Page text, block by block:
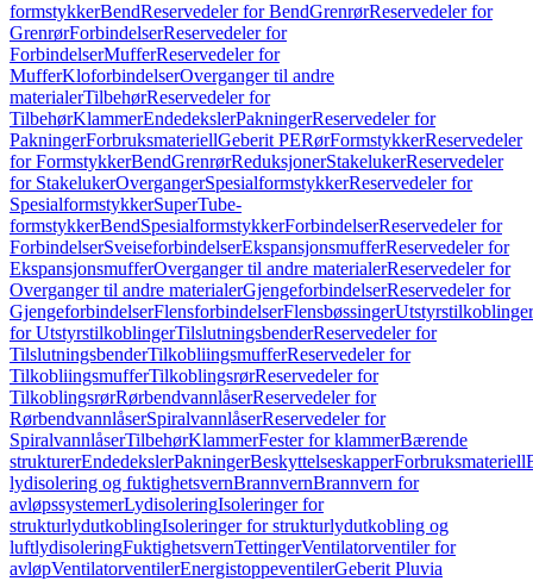
formstykkerBendReservedeler for BendGrenrørReservedeler for
GrenrørForbindelserReservedeler for
ForbindelserMufferReservedeler for
MufferKloforbindelserOverganger til andre
materialerTilbehørReservedeler for
TilbehørKlammerEndedekslerPakningerReservedeler for
PakningerForbruksmateriellGeberit PERørFormstykkerReservedeler
for FormstykkerBendGrenrørReduksjonerStakelukerReservedeler
for StakelukerOvergangerSpesialformstykkerReservedeler for
SpesialformstykkerSuperTube-
formstykkerBendSpesialformstykkerForbindelserReservedeler for
ForbindelserSveiseforbindelserEkspansjonsmufferReservedeler for
EkspansjonsmufferOverganger til andre materialerReservedeler for
Overganger til andre materialerGjengeforbindelserReservedeler for
GjengeforbindelserFlensforbindelserFlensbøssingerUtstyrstilkoblinger
for UtstyrstilkoblingerTilslutningsbenderReservedeler for
TilslutningsbenderTilkobliingsmufferReservedeler for
TilkobliingsmufferTilkoblingsrørReservedeler for
TilkoblingsrørRørbendvannlåserReservedeler for
RørbendvannlåserSpiralvannlåserReservedeler for
SpiralvannlåserTilbehørKlammerFester for klammerBærende
strukturerEndedekslerPakningerBeskyttelseskapperForbruksmateriell
lydisolering og fuktighetsvernBrannvernBrannvern for
avløpssystemerLydisoleringIsoleringer for
strukturlydutkoblingIsoleringer for strukturlydutkobling og
luftlydisoleringFuktighetsvernTettingerVentilatorventiler for
avløpVentilatorventilerEnergistoppeventilerGeberit Pluvia